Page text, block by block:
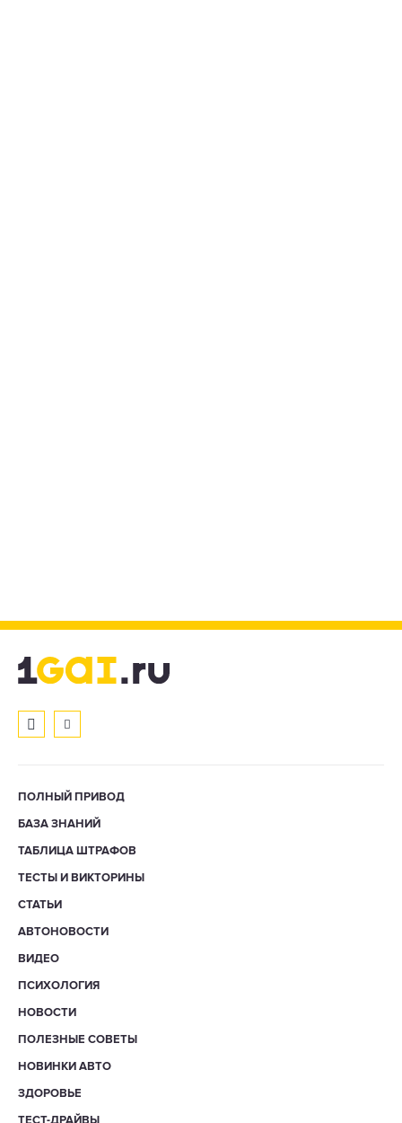
ПОЛНЫЙ ПРИВОД
БАЗА ЗНАНИЙ
ТАБЛИЦА ШТРАФОВ
ТЕСТЫ И ВИКТОРИНЫ
СТАТЬИ
АВТОНОВОСТИ
ВИДЕО
ПСИХОЛОГИЯ
НОВОСТИ
ПОЛЕЗНЫЕ СОВЕТЫ
НОВИНКИ АВТО
ЗДОРОВЬЕ